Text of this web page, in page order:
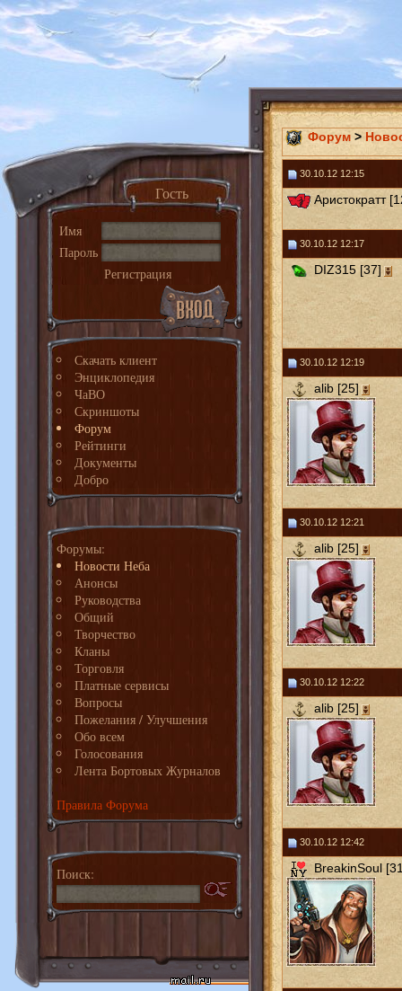
Гость
Имя
Пароль
Регистрация
Скачать клиент
Энциклопедия
ЧаВО
Скриншоты
Форум
Рейтинги
Документы
Добро
Форумы:
Новости Неба
Анонсы
Руководства
Общий
Творчество
Кланы
Торговля
Платные сервисы
Вопросы
Пожелания / Улучшения
Обо всем
Голосования
Лента Бортовых Журналов
Правила Форума
Поиск:
Форум >
30.10.12 12:15
Аристократт
30.10.12 12:17
DIZ315 [37]
30.10.12 12:19
alib [25]
30.10.12 12:21
alib [25]
30.10.12 12:22
alib [25]
30.10.12 12:42
BreakinSoul